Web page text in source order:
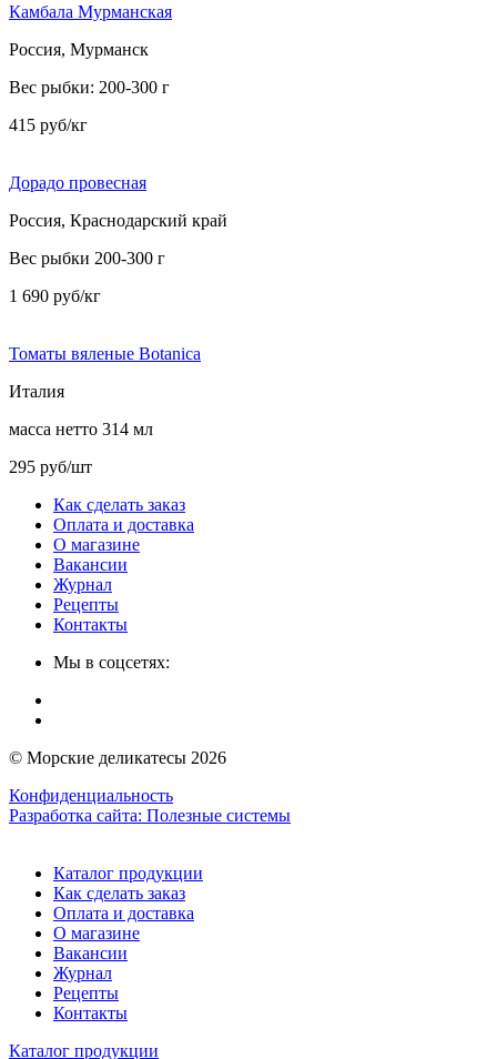
Камбала Мурманская
Россия, Мурманск
Вес рыбки: 200-300 г
415 руб/кг
Дорадо провесная
Россия, Краснодарский край
Вес рыбки 200-300 г
1 690 руб/кг
Томаты вяленые Botanica
Италия
масса нетто 314 мл
295 руб/шт
Как сделать заказ
Оплата и доставка
О магазине
Вакансии
Журнал
Рецепты
Контакты
Мы в соцсетях:
© Морские деликатесы 2026
Конфиденциальность
Разработка сайта: Полезные системы
Каталог продукции
Как сделать заказ
Оплата и доставка
О магазине
Вакансии
Журнал
Рецепты
Контакты
Каталог продукции